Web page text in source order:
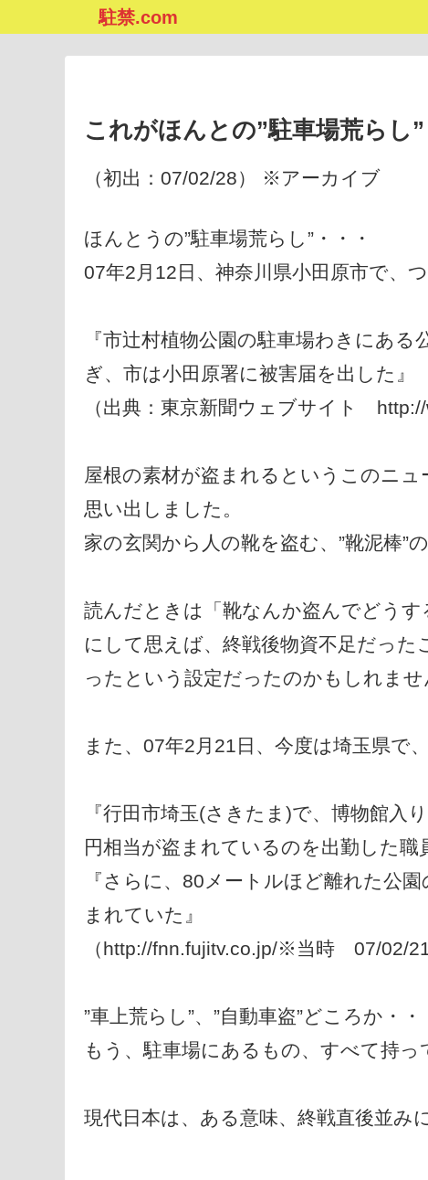
駐禁.com
これがほんとの”駐車場荒らし
（初出：07/02/28） ※アーカイブ
ほんとうの”駐車場荒らし”・・・
07年2月12日、神奈川県小田原市で、
『市辻村植物公園の駐車場わきにあ
ぎ、市は小田原署に被害届を出した』
（出典：東京新聞ウェブサイト
屋根の素材が盗まれるというこのニ
思い出しました。
家の玄関から人の靴を盗む、”靴泥棒”の
読んだときは「靴なんか盗んでどう
にして思えば、終戦後物資不足だっ
ったという設定だったのかもしれませ
また、07年2月21日、今度は埼玉県で
『行田市埼玉(さきたま)で、博物館入
円相当が盗まれているのを出勤した職
『さらに、80メートルほど離れた公
まれていた』
（http://fnn.fujitv.co.jp/※当時 07/02/21
”車上荒らし”、”自動車盗”どころか・・
もう、駐車場にあるもの、すべて持っ
現代日本は、ある意味、終戦直後並み